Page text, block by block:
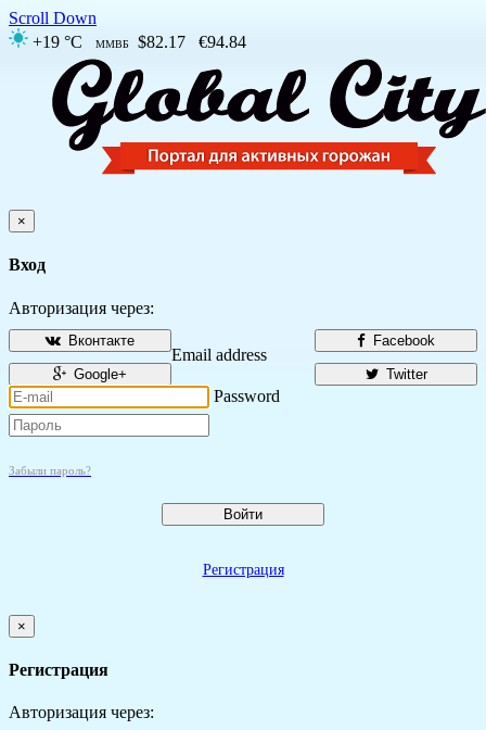
Scroll Down
+19 °C
ММВБ $82.17 €94.84
×
Вход
Авторизация через:
Facebook
Вконтакте
Twitter
Google+
Email address
Password
Забыли пароль?
Войти
Регистрация
×
Регистрация
Авторизация через: